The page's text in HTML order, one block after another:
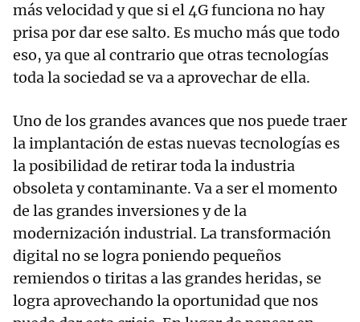
más velocidad y que si el 4G funciona no hay
prisa por dar ese salto. Es mucho más que todo
eso, ya que al contrario que otras tecnologías
toda la sociedad se va a aprovechar de ella.
Uno de los grandes avances que nos puede traer
la implantación de estas nuevas tecnologías es
la posibilidad de retirar toda la industria
obsoleta y contaminante. Va a ser el momento
de las grandes inversiones y de la
modernización industrial. La transformación
digital no se logra poniendo pequeños
remiendos o tiritas a las grandes heridas, se
logra aprovechando la oportunidad que nos